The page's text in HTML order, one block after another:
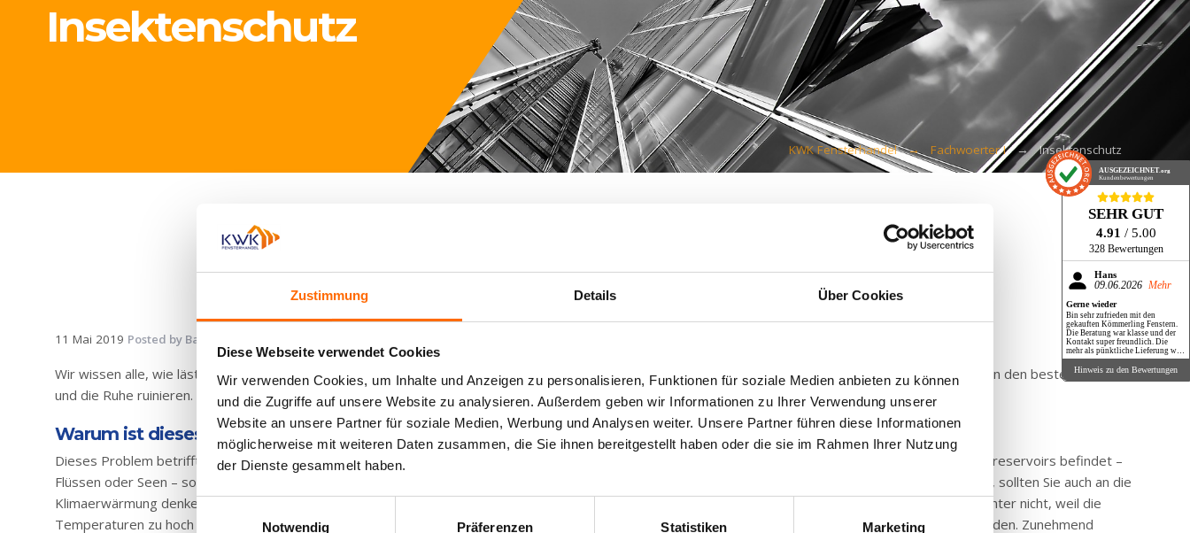
Zustimmung Details Über Cookies
Diese Webseite verwendet Cookies
Wir verwenden Cookies, um Inhalte und Anzeigen zu personalisieren, Funktionen für soziale Medien anbieten zu können
und die Zugriffe auf unsere Website zu analysieren. Außerdem geben wir Informationen zu Ihrer Verwendung unserer
Website an unsere Partner für soziale Medien, Werbung und Analysen weiter. Unsere Partner führen diese Informationen
möglicherweise mit weiteren Daten zusammen, die Sie ihnen bereitgestellt haben oder die sie im Rahmen Ihrer Nutzung
der Dienste gesammelt haben.
Einwilligungsauswahl
Notwendig
Präferenzen Statistiken Marketing
Insektenschutz
KWK Fensterhandel Fachwoerter I Insektenschutz
Insektenschutz
11 Mai 2019 Posted by Bartłomiej Karzycki
Wir wissen alle, wie lästig Insekten sein können. Wir hatten alle ein Problem mit dem Einschlafen, als eine Mücke in der Nähe unseres Ohrs erschien. Es kann den besten Schlaf
und die Ruhe ruinieren. Aus diesem Grund finden Sie in unserem Angebot als Ergänzung zu den Fenstern auch Aufsatzrollladen mitInsektenschutz
Warum ist dieses Problem so wichtig?
Dieses Problem betrifft uns besonders im Sommer, wenn wir in kurzen Nächten noch mehr Ruhe brauchen. Wenn sich unser Haus in der Nähe von Wasserreservoirs befindet –
Flüssen oder Seen – sollten wir unsere Fenster für diesen Umstand mit Rollladen sichern. Wenn Sie Zweifel haben, ob Sie diese Art von Rollladen brauchen, sollten Sie auch an die
Klimaerwärmung denken. Da die Winter milder werden, treten im Frühjahr immer mehr Insekten auf. Sowohl die Insekten als auch ihre Eier gefrieren im Winter nicht, weil die
Temperaturen zu hoch sind. Aus diesem Grund wird erwartet, dass immer mehr Insekten auf unserem Breitengrad auftauchen und sie immer lästiger werden. Zunehmend
Denkmalschutzfenster
Balkontür
Balkontür
Balkontüren
aus
Kunststoff
AUSGEZEICHNET.org
Kundenbewertungen
SEHR GUT
4.91 / 5.00
328 Bewertungen
Hans
09.06.2026 Mehr
Gerne wieder
Bin sehr zufrieden mit den
gekauften Kömmerling Fenstern.
Die Beratung war klasse und der
Kontakt super freundlich. Die
mehr als pünktliche Lieferung war
ebenfalls sehr angenehm. Ich kann
KWK Fensterhandel nur
Hinweis zu den Bewertungen